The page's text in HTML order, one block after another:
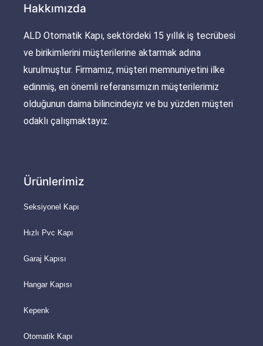
Hakkımızda
ALD Otomatik Kapı, sektördeki 15 yıllık iş tecrübesi
ve birikimlerini müşterilerine aktarmak adına
kurulmuştur. Firmamız, müşteri memnuniyetini ilke
edinmiş, en önemli referansımızın müşterilerimiz
olduğunun daima bilincindeyiz ve bu yüzden müşteri
odaklı çalışmaktayız.
Ürünlerimiz
Seksiyonel Kapı
Hızlı Pvc Kapı
Garaj Kapısı
Hangar Kapısı
Kepenk
Otomatik Kapı